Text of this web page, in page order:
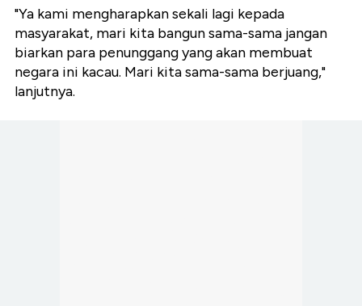
"Ya kami mengharapkan sekali lagi kepada
masyarakat, mari kita bangun sama-sama jangan
biarkan para penunggang yang akan membuat
negara ini kacau. Mari kita sama-sama berjuang,"
lanjutnya.